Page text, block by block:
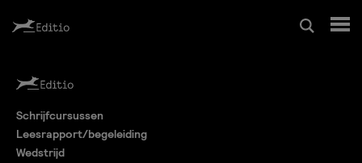
Leesrapport/begeleiding
Schrijfcursussen
Leesrapport/begeleiding
Wedstrijd